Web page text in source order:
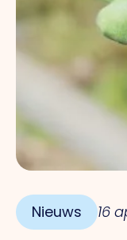
Nieuws 16